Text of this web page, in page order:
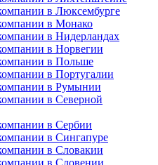
в Люксембурге
в Монако
в Нидерландах
в Норвегии
в Польше
в Португалии
в Румынии
в Северной
в Сербии
в Сингапуре
в Словакии
в Словении